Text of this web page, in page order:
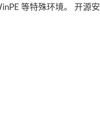
等特殊环境。 开源安